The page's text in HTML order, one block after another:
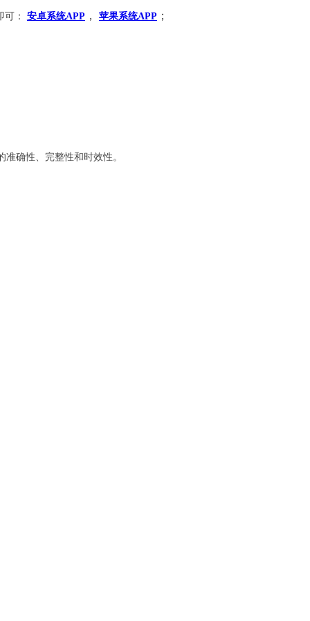
可： 安卓系统APP ， 苹果系统APP ；
确性、完整性和时效性。